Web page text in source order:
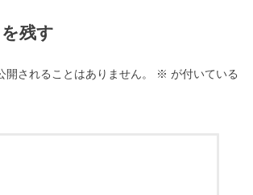
残す
開されることはありません。 ※ が付いている